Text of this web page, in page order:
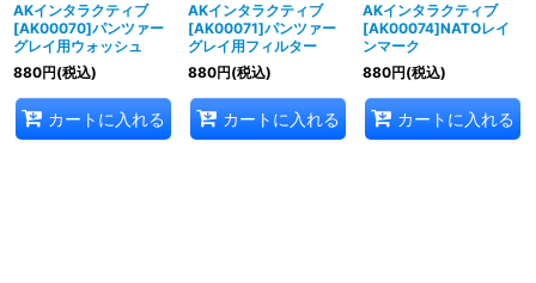
AKインタラクティブ
[AK00070]パンツァー
グレイ用ウォッシュ
880円(税込)
カートに入れる
AKインタラクティブ
[AK00071]パンツァー
グレイ用フィルター
880円(税込)
カートに入れる
AKインタラクティブ
[AK00074]NATOレイ
ンマーク
880円(税込)
カートに入れる